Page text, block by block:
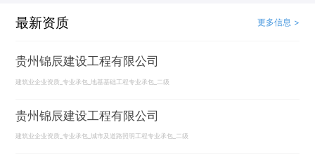
最新资质 更多信息 >
贵州锦辰建设工程有限公司
建筑业企业资质_专业承包_地基基础工程专业承包_二级
贵州锦辰建设工程有限公司
建筑业企业资质_专业承包_城市及道路照明工程专业承包_二级